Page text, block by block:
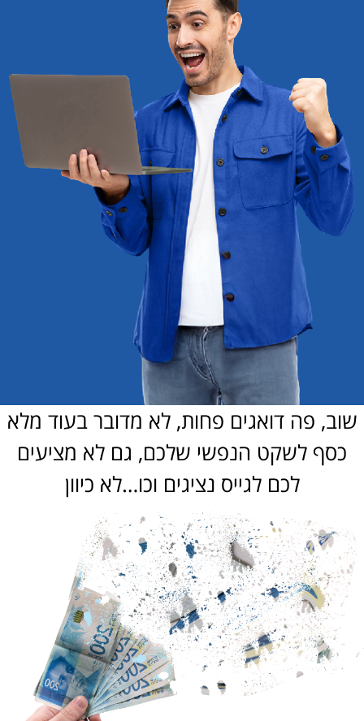
פה דואגים פחות, לא מדובר בעוד מלא
כסף לשקט הנפשי שלכם, גם לא מציעים
לכם לגייס נציגים וכו…לא כיוון